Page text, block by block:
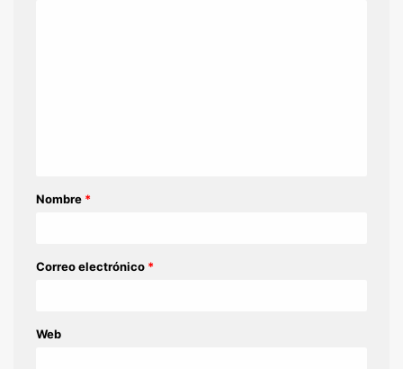
r
Nombre *
Correo electrónico *
Web